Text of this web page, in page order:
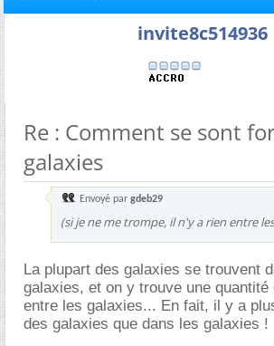
invite8c514936
Re : Comment se sont
galaxies
Envoyé par gdeb29
(si je ne me trompe, il n'y a rien entre
La plupart des galaxies se trouvent
galaxies, et on y trouve une quantité
entre les galaxies... En fait, il y a
des galaxies que dans les galaxies !